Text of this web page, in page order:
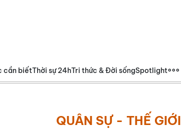
cần biếtThời sự 24hTri thức & Đời sốngSpotlight
QUÂN SỰ - THẾ GIỚI